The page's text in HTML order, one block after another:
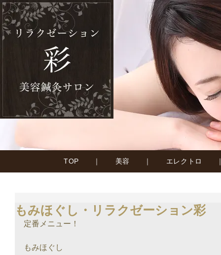
TOP ｜ 美容 ｜ エレクトロ
もみほぐし・リラクゼーション彩
定番メニュー！
もみほぐし